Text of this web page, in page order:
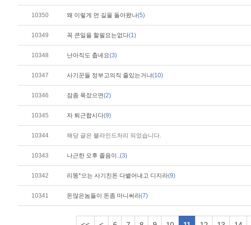
10350 왜 이렇게 먼 길을 돌아왔나(5)
10349 꼭 큰일을 할필요는없다(1)
10348 난아직도 춥녜요(3)
10347 사기꾼들 정부고의직 줄있는거냐(10)
10346 잠좀 푹잤으면(2)
10345 자 퇴근합시다(9)
10344 해당 글은 블라인드처리 되었습니다.
10343 나근한 오후 졸음이..(3)
10342 리똥*으는 사기친돈 다뱉어내고 디지라(9)
10341 돈많은놈들이 돈좀 마니써라(7)